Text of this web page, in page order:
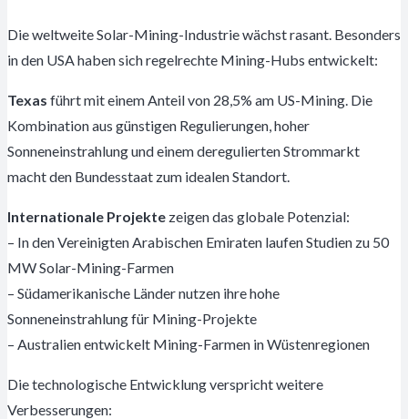
Die weltweite Solar-Mining-Industrie wächst rasant. Besonders
in den USA haben sich regelrechte Mining-Hubs entwickelt:
Texas führt mit einem Anteil von 28,5% am US-Mining. Die
Kombination aus günstigen Regulierungen, hoher
Sonneneinstrahlung und einem deregulierten Strommarkt
macht den Bundesstaat zum idealen Standort.
Internationale Projekte zeigen das globale Potenzial:
– In den Vereinigten Arabischen Emiraten laufen Studien zu 50
MW Solar-Mining-Farmen
– Südamerikanische Länder nutzen ihre hohe
Sonneneinstrahlung für Mining-Projekte
– Australien entwickelt Mining-Farmen in Wüstenregionen
Die technologische Entwicklung verspricht weitere
Verbesserungen: